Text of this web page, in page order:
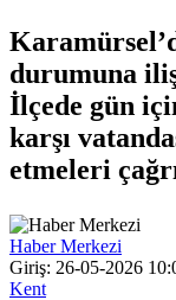
durumuna
İlçede gün
karşı
etmeleri
Haber Merkezi
Giriş: 26-05-2026
Kent